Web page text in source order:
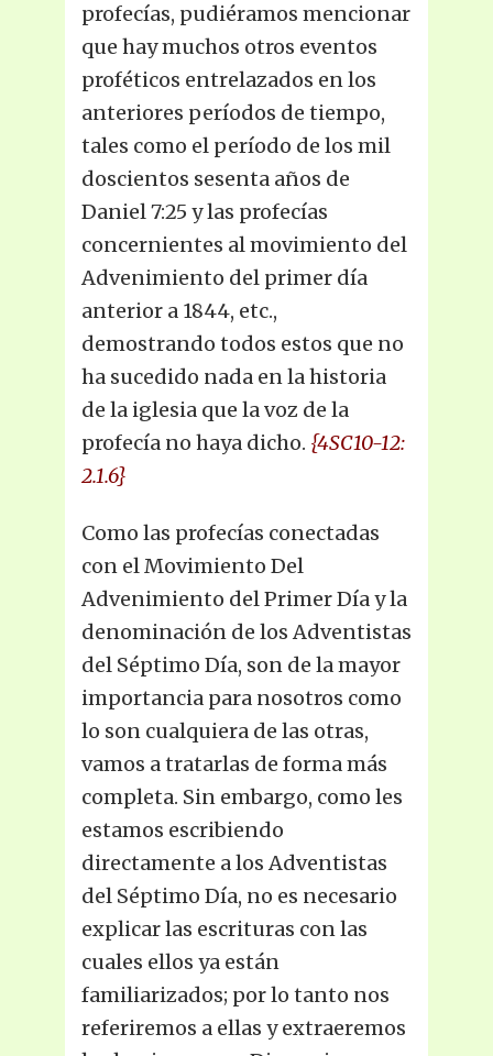
profecías, pudiéramos mencionar
que hay muchos otros eventos
proféticos entrelazados en los
anteriores períodos de tiempo,
tales como el período de los mil
doscientos sesenta años de
Daniel 7:25 y las profecías
concernientes al movimiento del
Advenimiento del primer día
anterior a 1844, etc.,
demostrando todos estos que no
ha sucedido nada en la historia
de la iglesia que la voz de la
profecía no haya dicho. {4SC10-12:
2.1.6}
Como las profecías conectadas
con el Movimiento Del
Advenimiento del Primer Día y la
denominación de los Adventistas
del Séptimo Día, son de la mayor
importancia para nosotros como
lo son cualquiera de las otras,
vamos a tratarlas de forma más
completa. Sin embargo, como les
estamos escribiendo
directamente a los Adventistas
del Séptimo Día, no es necesario
explicar las escrituras con las
cuales ellos ya están
familiarizados; por lo tanto nos
referiremos a ellas y extraeremos